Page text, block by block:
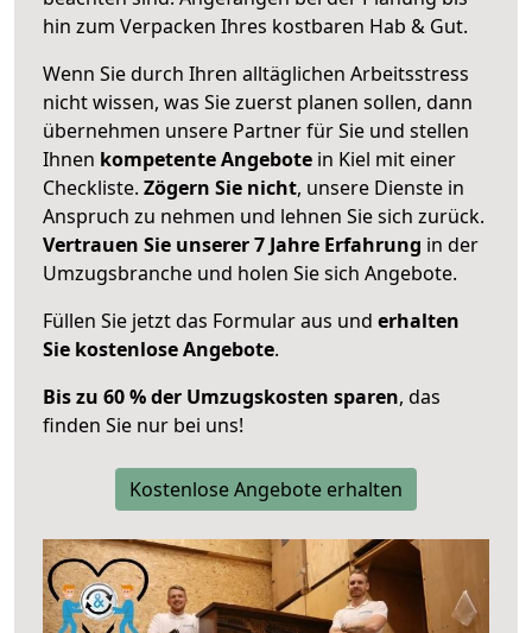
hin zum Verpacken Ihres kostbaren Hab & Gut.
Wenn Sie durch Ihren alltäglichen Arbeitsstress
nicht wissen, was Sie zuerst planen sollen, dann
übernehmen unsere Partner für Sie und stellen
Ihnen kompetente Angebote in Kiel mit einer
Checkliste. Zögern Sie nicht, unsere Dienste in
Anspruch zu nehmen und lehnen Sie sich zurück.
Vertrauen Sie unserer 7 Jahre Erfahrung in der
Umzugsbranche und holen Sie sich Angebote.
Füllen Sie jetzt das Formular aus und erhalten
Sie kostenlose Angebote.
Bis zu 60 % der Umzugskosten sparen, das
finden Sie nur bei uns!
Kostenlose Angebote erhalten